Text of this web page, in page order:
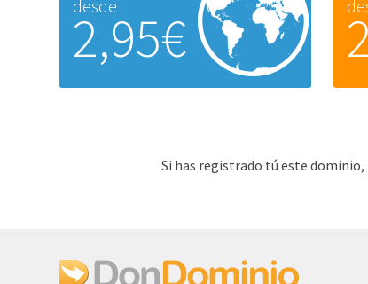
desde
2,95€
Si has registrado tú este